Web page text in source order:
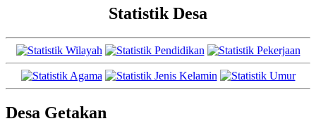
Statistik Desa
Desa Getakan